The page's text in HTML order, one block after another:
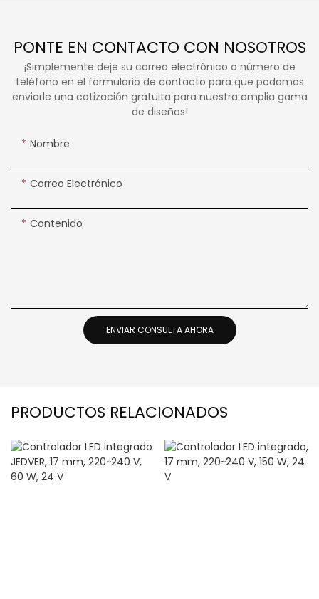
PONTE EN CONTACTO CON NOSOTROS
¡Simplemente deje su correo electrónico o número de
teléfono en el formulario de contacto para que podamos
enviarle una cotización gratuita para nuestra amplia gama
de diseños!
Nombre
Correo Electrónico
Contenido
ENVIAR CONSULTA AHORA
PRODUCTOS RELACIONADOS